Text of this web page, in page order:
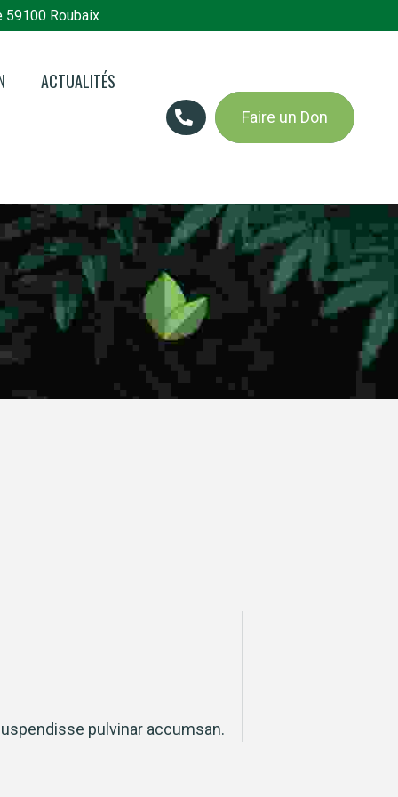
59100 Roubaix
ACTUALITÉS
Faire un Don
pulvinar accumsan.